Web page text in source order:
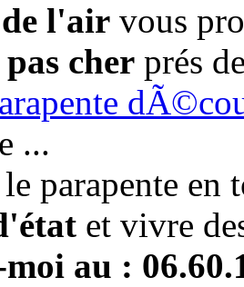
l'air vous
cher prés
...
parapente en
et vivre
au :